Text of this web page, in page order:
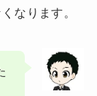
なります。